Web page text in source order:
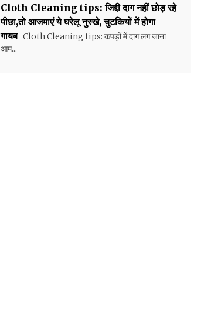
Cloth Cleaning tips: जिद्दी दाग नहीं छोड़ रहे
पीछा,तो आजमाएं ये घरेलू नुस्खे, चुटकियों में होगा
गायब Cloth Cleaning tips: कपड़ों में दाग लग जाना
आम...